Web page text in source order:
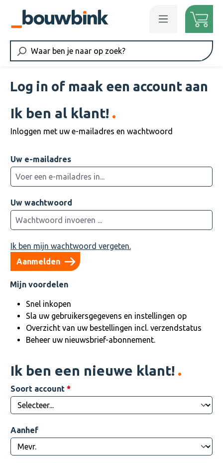
Ga naar de hoofdinhoud
Log in of maak een account aan
Ik ben al klant!
Inloggen met uw e-mailadres en wachtwoord
Uw e-mailadres
Uw wachtwoord
Ik ben mijn wachtwoord vergeten.
Aanmelden
Mijn voordelen
Snel inkopen
Sla uw gebruikersgegevens en instellingen op
Overzicht van uw bestellingen incl. verzendstatus
Beheer uw nieuwsbrief-abonnement.
Ik ben een nieuwe klant!
Persoonlijke informatie
Soort account *
Aanhef